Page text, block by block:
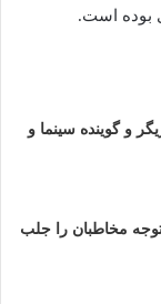
بوده است.
و گوینده سینما و
مخاطبان را جلب